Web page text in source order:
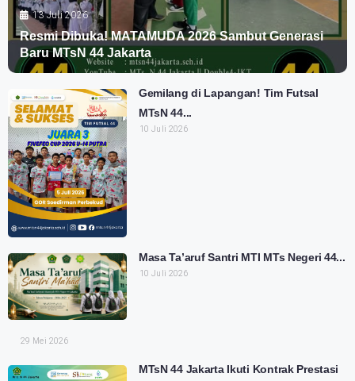
13 Juli 2026
Resmi Dibuka! MATAMUDA 2026 Sambut Generasi
Baru MTsN 44 Jakarta
Gemilang di Lapangan! Tim Futsal
MTsN 44...
10 Juli 2026
Masa Ta’aruf Santri MTI MTs Negeri 44...
10 Juli 2026
29 Mei 2026
MTsN 44 Jakarta Ikuti Kontrak Prestasi